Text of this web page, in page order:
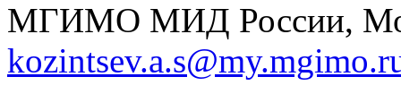
МГИМО МИД России,